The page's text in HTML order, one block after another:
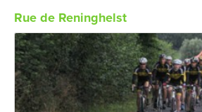
Rue de Reninghelst